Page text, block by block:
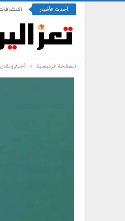
أحدث الأخبار
الصفحة الرئيسية أخبار